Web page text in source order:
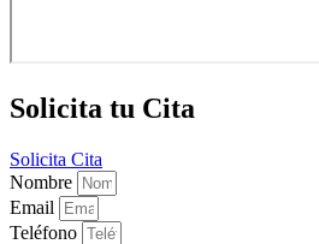
Solicita tu Cita
Solicita Cita
Nombre
Email
Teléfono